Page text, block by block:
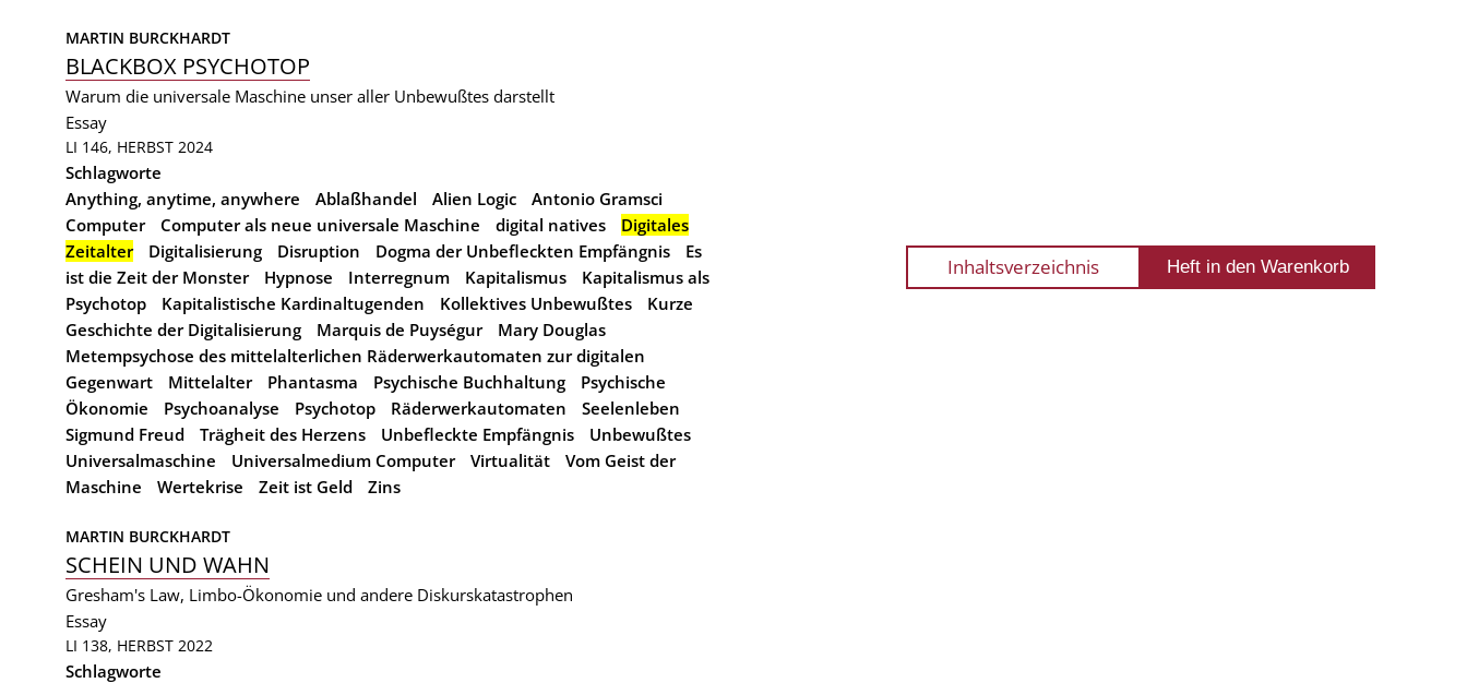
MARTIN BURCKHARDT
BLACKBOX PSYCHOTOP
Warum die universale Maschine unser aller Unbewußtes darstellt
Essay
LI 146, HERBST 2024
Schlagworte
Anything, anytime, anywhere
Ablaßhandel Alien Logic
Antonio Gramsci
Computer
Computer als neue universale Maschine digital natives
Digitales
Zeitalter
Digitalisierung Disruption Dogma der Unbefleckten Empfängnis
Es
ist die Zeit der Monster
Hypnose Interregnum Kapitalismus
Kapitalismus als
Psychotop
Kapitalistische Kardinaltugenden Kollektives Unbewußtes
Kurze
Geschichte der Digitalisierung
Marquis de Puységur
Mary Douglas
Metempsychose des mittelalterlichen Räderwerkautomaten zur digitalen
Gegenwart
Mittelalter Phantasma Psychische Buchhaltung
Psychische
Ökonomie
Psychoanalyse Psychotop Räderwerkautomaten
Seelenleben
Sigmund Freud
Trägheit des Herzens Unbefleckte Empfängnis
Unbewußtes
Universalmaschine
Universalmedium Computer Virtualität
Vom Geist der
Maschine
Wertekrise Zeit ist Geld Zins
Inhaltsverzeichnis
MARTIN BURCKHARDT
SCHEIN UND WAHN
Gresham's Law, Limbo-Ökonomie und andere Diskurskatastrophen
Essay
LI 138, HERBST 2022
Schlagworte